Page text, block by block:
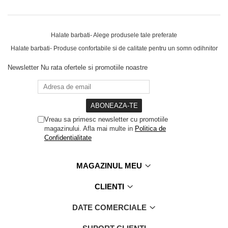
Halate barbati- Alege produsele tale preferate
Halate barbati- Produse confortabile si de calitate pentru un somn odihnitor
Newsletter Nu rata ofertele si promotiile noastre
Vreau sa primesc newsletter cu promotiile
magazinului. Afla mai multe in Politica de
Confidentialitate
MAGAZINUL MEU
CLIENTI
DATE COMERCIALE